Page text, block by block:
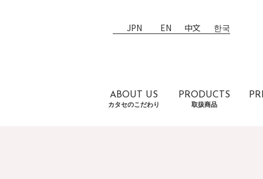
JPN EN 中文 한국
ABOUT US
カタセのこだわり
PRODUCTS
取扱商品